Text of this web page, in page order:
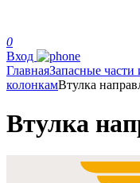
0
Вход
ГлавнаяЗапасные
колонкамВтулка
Втулка